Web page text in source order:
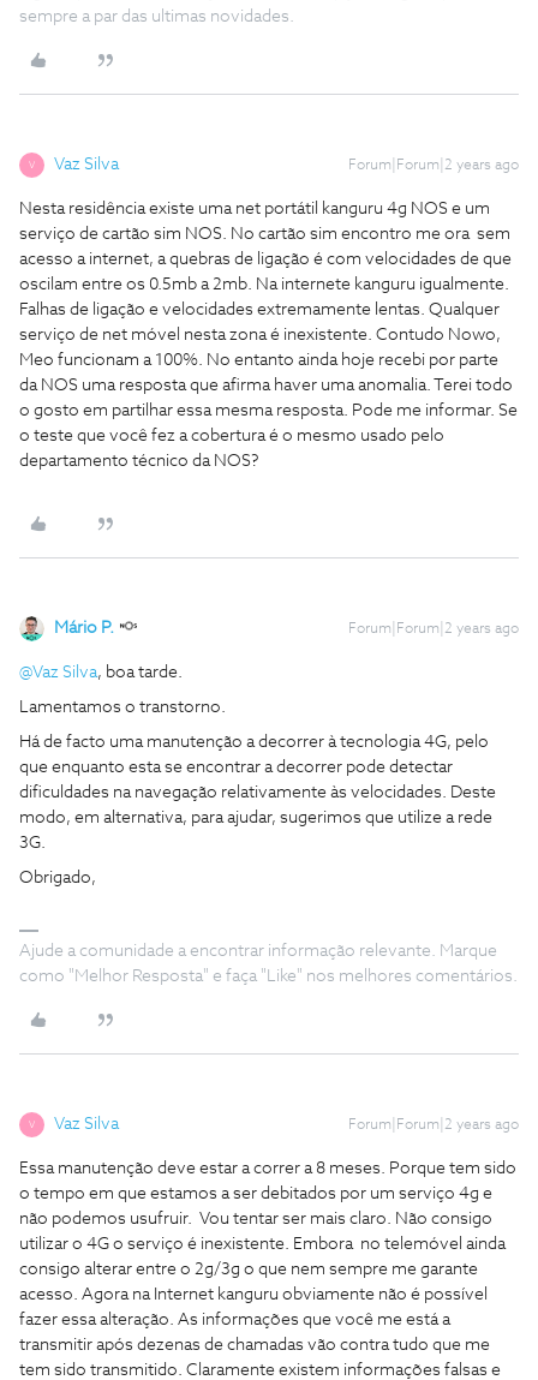
sempre a par das ultimas novidades.
V Vaz Silva Forum|Forum|2 years ago
Nesta residência existe uma net portátil kanguru 4g NOS e um
serviço de cartão sim NOS. No cartão sim encontro me ora sem
acesso a internet, a quebras de ligação é com velocidades de que
oscilam entre os 0.5mb a 2mb. Na internete kanguru igualmente.
Falhas de ligação e velocidades extremamente lentas. Qualquer
serviço de net móvel nesta zona é inexistente. Contudo Nowo,
Meo funcionam a 100%. No entanto ainda hoje recebi por parte
da NOS uma resposta que afirma haver uma anomalia. Terei todo
o gosto em partilhar essa mesma resposta. Pode me informar. Se
o teste que você fez a cobertura é o mesmo usado pelo
departamento técnico da NOS?
Mário P. Forum|Forum|2 years ago
@Vaz Silva, boa tarde.
Lamentamos o transtorno.
Há de facto uma manutenção a decorrer à tecnologia 4G, pelo
que enquanto esta se encontrar a decorrer pode detectar
dificuldades na navegação relativamente às velocidades. Deste
modo, em alternativa, para ajudar, sugerimos que utilize a rede
3G.
Obrigado,
Ajude a comunidade a encontrar informação relevante. Marque
como "Melhor Resposta" e faça "Like" nos melhores comentários.
V Vaz Silva Forum|Forum|2 years ago
Essa manutenção deve estar a correr a 8 meses. Porque tem sido
o tempo em que estamos a ser debitados por um serviço 4g e
não podemos usufruir. Vou tentar ser mais claro. Não consigo
utilizar o 4G o serviço é inexistente. Embora no telemóvel ainda
consigo alterar entre o 2g/3g o que nem sempre me garante
acesso. Agora na Internet kanguru obviamente não é possível
fazer essa alteração. As informações que você me está a
transmitir após dezenas de chamadas vão contra tudo que me
tem sido transmitido. Claramente existem informações falsas e